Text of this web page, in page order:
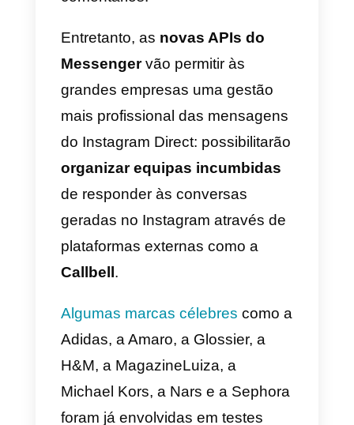
os comentários relativos ao
conteúdo Instagram ou escondê-
los, eliminá-los ou responder-
lhes;
6) Avaliar os meios e as
interações dos perfis:para gerir
oferece métodos de leitura para
verificar o estado do
das relações entre usuários;